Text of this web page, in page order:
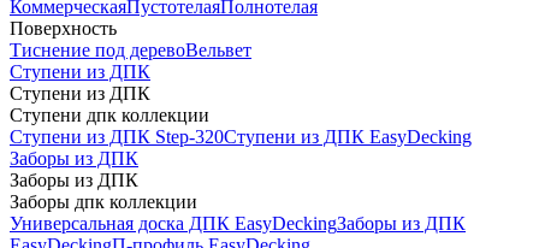
КоммерческаяПустотелаяПолнотелая
Поверхность
Тиснение под деревоВельвет
Ступени из ДПК
Ступени из ДПК
Ступени дпк коллекции
Ступени из ДПК Step-320Ступени из ДПК EasyDecking
Заборы из ДПК
Заборы из ДПК
Заборы дпк коллекции
Универсальная доска ДПК EasyDeckingЗаборы из ДПК